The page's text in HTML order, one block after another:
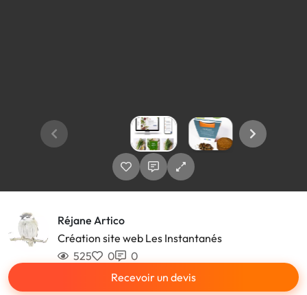
Réjane Artico
Création site web Les Instantanés
525
0
0
Recevoir un devis